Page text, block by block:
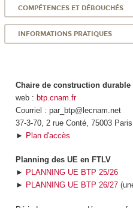
COMPÉTENCES ET DÉBOUCHÉS
INFORMATIONS PRATIQUES
Chaire de construction durable
web : btp.cnam.fr
Courriel : par_btp@lecnam.net
37-3-70, 2 rue Conté, 75003 Paris
► Plan d'accès
Planning des UE en FTLV
► PLANNING UE BTP 25/26
► PLANNING UE BTP 26/27